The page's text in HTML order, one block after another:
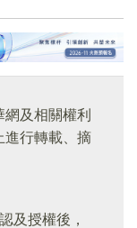
及相關權利
進行轉載、摘
及授權後，